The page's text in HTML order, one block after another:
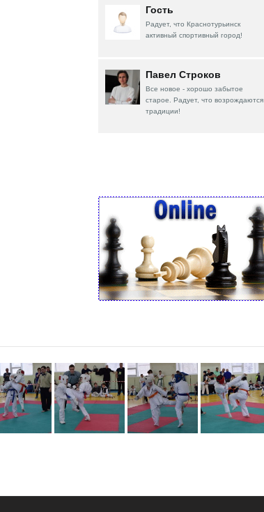
Гость
Радует, что Краснотурьинск
активный спортивный город!
Павел Строков
Все новое - хорошо забытое
старое. Радует, что возрождаются
традиции!